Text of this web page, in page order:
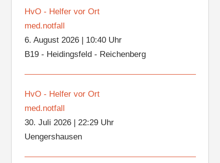
HvO - Helfer vor Ort
med.notfall
6. August 2026| 10:40 Uhr
B19 - Heidingsfeld - Reichenberg
HvO - Helfer vor Ort
med.notfall
30. Juli 2026| 22:29 Uhr
Uengershausen